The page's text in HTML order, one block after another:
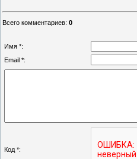
Всего комментариев: 0
Имя *:
Email *:
Код *: